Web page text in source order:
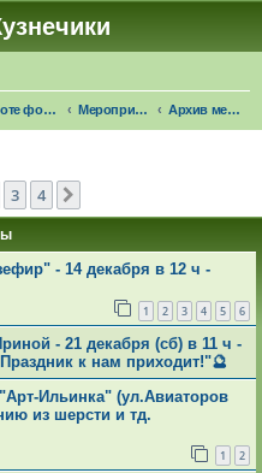
О работе форума "Малыши-Кузнечики" Мероприятия и конкурсы от форума Архив мероприятий
3 4
- 14 декабря в 12 ч -
1 2 3 4 5 6
- 21 декабря (сб) в 11 ч -
к нам приходит!"🔮
Ильинка" (ул.Авиаторов
из шерсти и тд.
1 2